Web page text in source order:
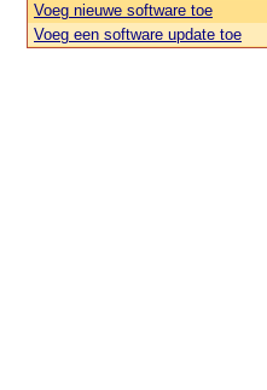
Voeg nieuwe software toe
Voeg een software update toe